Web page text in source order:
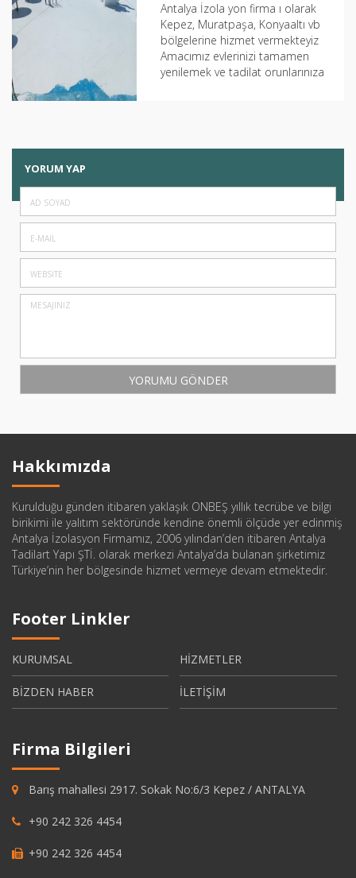
Antalya İzola yon firma ı olarak
Kepez, Muratpaşa, Konyaaltı vb
bölgelerine hizmet vermekteyiz
Amacımız evlerinizi tamamen
yenilemek ve tadilat orunlarınıza
YORUM YAP
Hakkımızda
Kurulduğu günden itibaren yaklaşık ONBEŞ yıllık tecrübe ve bilgi
birikimi ile yalıtım sektöründe kendine önemli ölçüde yer edinmiş
Antalya İzolasyon Firmamız, 2006 yılından’den itibaren Antalya
Tadilart Yapı ŞTİ. olarak merkezi Antalya’da bulanan şirketimiz
Türkiye’nin her bölgesinde hizmet vermeye devam etmektedir.
Footer Linkler
KURUMSAL HİZMETLER
BİZDEN HABER İLETİŞİM
Firma Bilgileri
Barış mahallesi 2917. Sokak No:6/3 Kepez / ANTALYA
+90 242 326 4454
+90 242 326 4454